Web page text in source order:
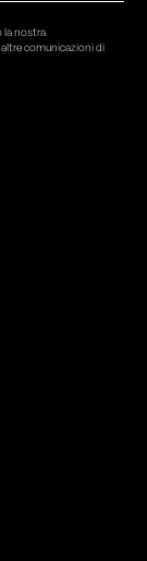
la nostra
altre comunicazioni di